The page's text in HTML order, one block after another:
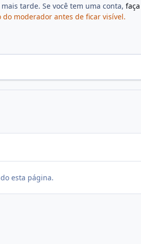
tarde. Se você tem uma conta,
moderador antes de ficar visível.
esta página.